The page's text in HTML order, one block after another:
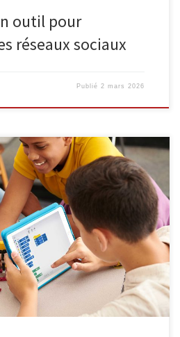
outil pour
réseaux sociaux
Publié 2 mars 2026
ans, les ateliers d’initiation à la
à découvrir, pas à pas, les
construisant et en animant leur
en expérimentant… et en s’amusant
mars, de […]